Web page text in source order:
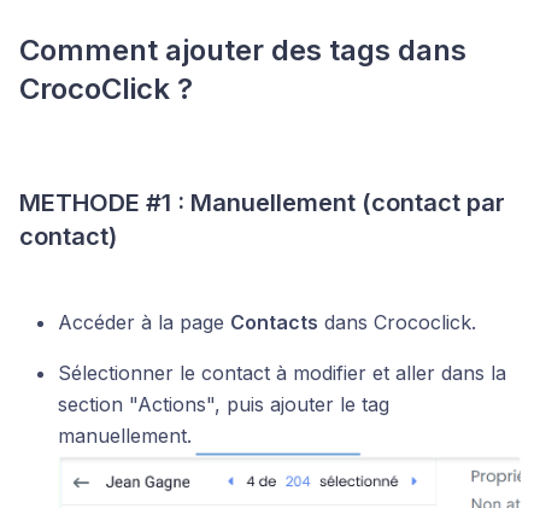
Comment ajouter des tags dans
CrocoClick ?
METHODE #1 : Manuellement (contact par
contact)
Accéder à la page Contacts dans Crococlick.
Sélectionner le contact à modifier et aller dans la
section "Actions", puis ajouter le tag
manuellement.